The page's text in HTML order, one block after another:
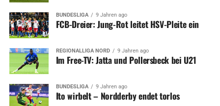
BUNDESLIGA 9 Jahren ago
FCB-Dreier: Jung-Rot leitet HSV-Pleite ein
REGIONALLIGA NORD 9 Jahren ago
Im Free-TV: Jatta und Pollersbeck bei U21
BUNDESLIGA 9 Jahren ago
Ito wirbelt – Nordderby endet torlos